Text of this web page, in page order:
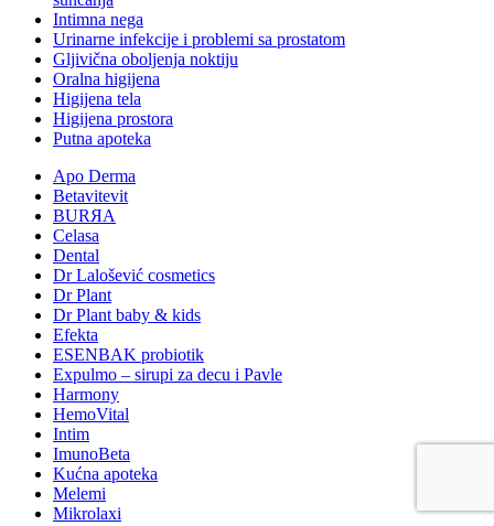
Intimna nega
Urinarne infekcije i problemi sa prostatom
Gljivična oboljenja noktiju
Oralna higijena
Higijena tela
Higijena prostora
Putna apoteka
Apo Derma
Betavitevit
BURЯA
Celasa
Dental
Dr Lalošević cosmetics
Dr Plant
Dr Plant baby & kids
Efekta
ESENBAK probiotik
Expulmo – sirupi za decu i Pavle
Harmony
HemoVital
Intim
ImunoBeta
Kućna apoteka
Melemi
Mikrolaxi